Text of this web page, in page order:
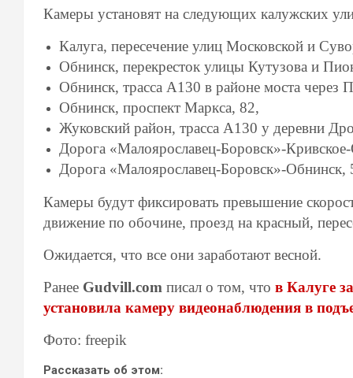
Камеры установят на следующих калужских
Калуга, пересечение улиц Московской и
Обнинск, перекресток улицы Кутузова и
Обнинск, трасса А130 в районе моста через
Обнинск, проспект Маркса, 82,
Жуковский район, трасса А130 у деревни
Дорога «Малоярославец-Боровск»-
Дорога «Малоярославец-Боровск»-Обнинск,
Камеры будут фиксировать превышение
движение по обочине, проезд на красный,
Ожидается, что все они заработают весной.
Ранее Gudvill.com писал о том, что в Калуге
установила камеру видеонаблюдения в
Фото: freepik
Рассказать об этом: